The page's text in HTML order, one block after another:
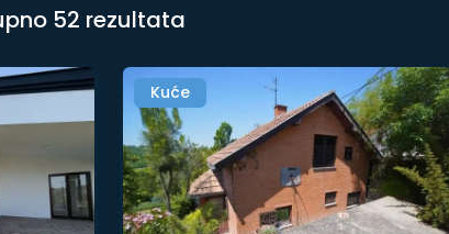
52 rezultata
Kuće